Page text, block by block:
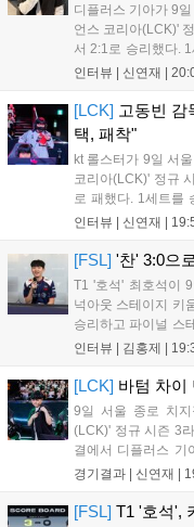
디플러스 기아가 9
언스 코리아(LCK)'
서 2:1로 승리했다.
을 거뒀다. 14승을
인터뷰 | 신연재 |
[LCK] 고동빈 감
택, 패착"
kt 롤스터가 9일 서
코리아(LCK)' 정규
로 패했다. 1세트를
중심으로 게임을 풀
인터뷰 | 신연재 |
[FSL] '찬' 3:0으
T1 '호석' 최호석이
넉아웃 스테이지 키
승리하고 파이널 스
가 강하지만, 내가
인터뷰 | 김홍제 |
[LCK] 바텀 차이
9일 서울 종로 치
(LCK)' 정규 시즌 3
결에서 디플러스 기
현석의 메이킹과 '쇼
경기결과 | 신연재 |
[FSL] T1 '호석',